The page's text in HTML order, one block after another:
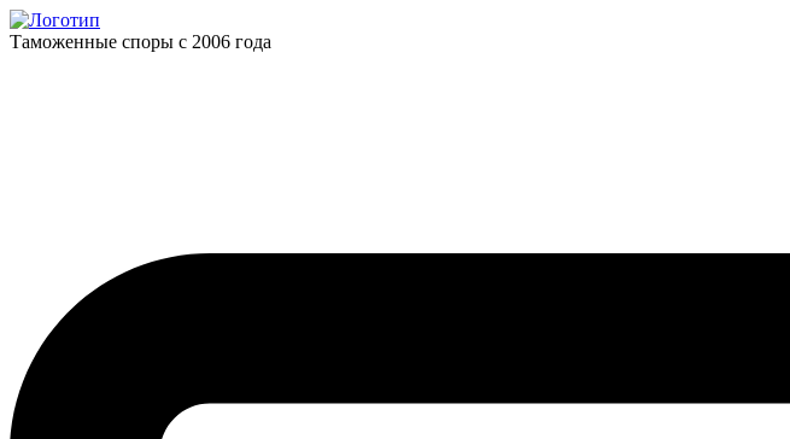
Таможенные споры с 2006 года